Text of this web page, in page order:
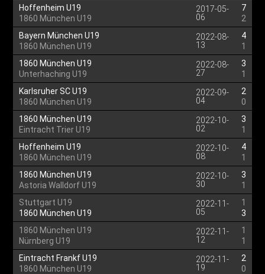
Hoffenheim U19
1860 München U19
2017-05-
06
7
2
Bayern München U19
1860 München U19
2022-08-
13
4
1
1860 München U19
Unterhaching U19
2022-08-
27
3
1
Karlsruher SC U19
1860 München U19
2022-09-
04
2
0
1860 München U19
Eintracht Trier U19
2022-10-
02
3
1
Hoffenheim U19
1860 München U19
2022-10-
08
4
1
1860 München U19
Astoria Walldorf U19
2022-10-
30
3
1
Stuttgart U19
1860 München U19
2022-11-
05
1
3
1860 München U19
Nürnberg U19
2022-11-
12
1
1
Eintracht Frankf U19
1860 München U19
2022-11-
19
2
0